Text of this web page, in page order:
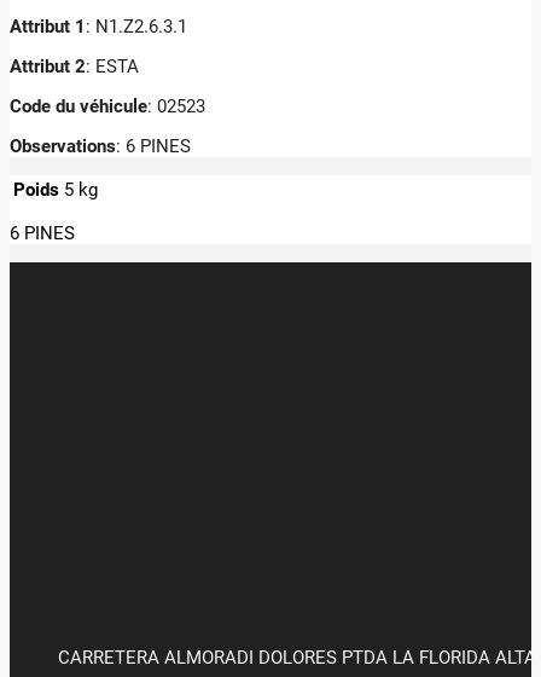
Attribut 1 : N1.Z2.6.3.1
Attribut 2: ESTA
Code du véhicule: 02523
Observations: 6 PINES
Poids 5 kg
6 PINES
CARRETERA ALMORADI DOLORES PTDA LA FLORIDA